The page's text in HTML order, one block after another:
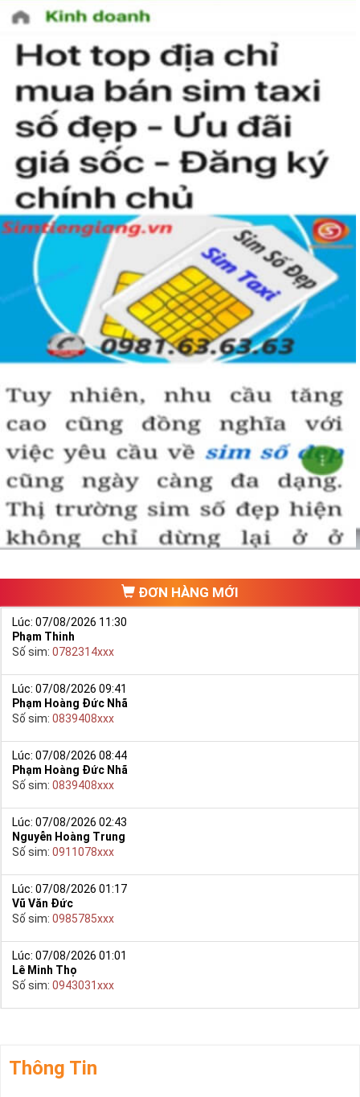
ĐƠN HÀNG MỚI
Lúc: 07/08/2026 11:30
Phạm Thinh
Số sim: 0782314xxx
Lúc: 07/08/2026 09:41
Phạm Hoàng Đức Nhã
Số sim: 0839408xxx
Lúc: 07/08/2026 08:44
Phạm Hoàng Đức Nhã
Số sim: 0839408xxx
Lúc: 07/08/2026 02:43
Nguyễn Hoàng Trung
Số sim: 0911078xxx
Lúc: 07/08/2026 01:17
Vũ Văn Đức
Số sim: 0985785xxx
Lúc: 07/08/2026 01:01
Lê Minh Thọ
Số sim: 0943031xxx
Thông Tin